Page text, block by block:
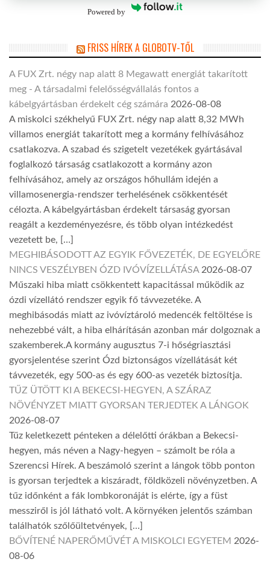
Powered by
FRISS HÍREK A GLOBOTV-TŐL
A FUX Zrt. négy nap alatt 8 Megawatt energiát takarított
meg - A társadalmi felelősségvállalás fontos a
kábelgyártásban érdekelt cég számára 2026-08-08
A miskolci székhelyű FUX Zrt. négy nap alatt 8,32 MWh
villamos energiát takarított meg a kormány felhívásához
csatlakozva. A szabad és szigetelt vezetékek gyártásával
foglalkozó társaság csatlakozott a kormány azon
felhívásához, amely az országos hőhullám idején a
villamosenergia-rendszer terhelésének csökkentését
célozta. A kábelgyártásban érdekelt társaság gyorsan
reagált a kezdeményezésre, és több olyan intézkedést
vezetett be, […]
MEGHIBÁSODOTT AZ EGYIK FŐVEZETÉK, DE EGYELŐRE
NINCS VESZÉLYBEN ÓZD IVÓVÍZELLÁTÁSA 2026-08-07
Műszaki hiba miatt csökkentett kapacitással működik az
ózdi vízellátó rendszer egyik fő távvezetéke. A
meghibásodás miatt az ivóvíztároló medencék feltöltése is
nehezebbé vált, a hiba elhárításán azonban már dolgoznak a
szakemberek.A kormány augusztus 7-i hőségriasztási
gyorsjelentése szerint Ózd biztonságos vízellátását két
távvezeték, egy 500-as és egy 600-as vezeték biztosítja.
TŰZ ÜTÖTT KI A BEKECSI-HEGYEN, A SZÁRAZ
NÖVÉNYZET MIATT GYORSAN TERJEDTEK A LÁNGOK
2026-08-07
Tűz keletkezett pénteken a délelőtti órákban a Bekecsi-
hegyen, más néven a Nagy-hegyen – számolt be róla a
Szerencsi Hírek. A beszámoló szerint a lángok több ponton
is gyorsan terjedtek a kiszáradt, földközeli növényzetben. A
tűz időnként a fák lombkoronáját is elérte, így a füst
messziről is jól látható volt. A környéken jelentős számban
találhatók szőlőültetvények, […]
BŐVÍTENÉ NAPERŐMŰVÉT A MISKOLCI EGYETEM 2026-
08-06